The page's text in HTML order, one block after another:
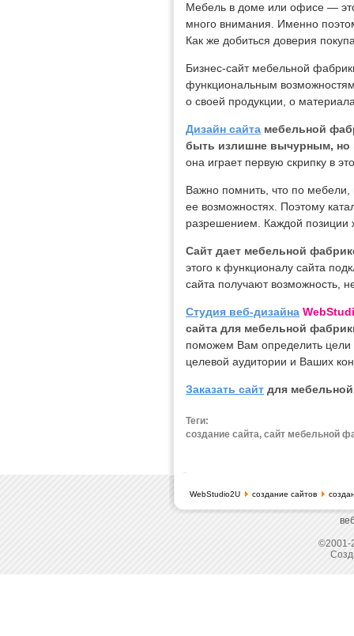
Мебель в доме или офисе —
много внимания. Именно
Как же добиться доверия
Бизнес-сайт мебельной
функциональным
о своей продукции, о
Дизайн сайта мебельной
быть излишне вычурным, но
она играет первую скрипку в
Важно помнить, что по мебели,
ее возможностях. Поэтому
разрешением. Каждой позиции
Сайт дает мебельной
этого к функционалу сайта
сайта получают возможность,
Студия веб-дизайна
сайта для мебельной
поможем Вам определить цели
целевой аудитории и Ваших
Заказать сайт для
Теги:
создание сайта, сайт мебельной
WebStudio2U создание сайтов
©2001-